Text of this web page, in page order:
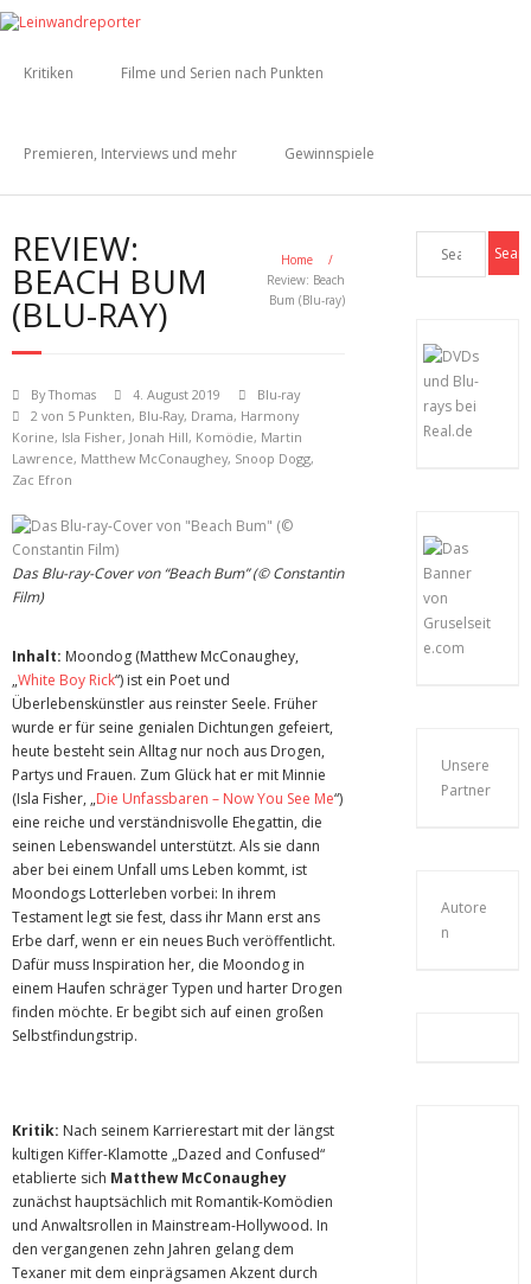
Kritiken Filme und Serien nach Punkten
Premieren, Interviews und mehr Gewinnspiele
REVIEW:
BEACH BUM
(BLU-RAY)
Home
/
Review: Beach
Bum (Blu-ray)
ByThomas 4. August 2019
Blu-ray
2 von 5 Punkten, Blu-Ray, Drama, Harmony
Korine, Isla Fisher, Jonah Hill, Komödie, Martin
Lawrence, Matthew McConaughey, Snoop Dogg,
Zac Efron
Das Blu-ray-Cover von “Beach Bum” (© Constantin
Film)
Inhalt: Moondog (Matthew McConaughey,
„White Boy Rick“) ist ein Poet und
Überlebenskünstler aus reinster Seele. Früher
wurde er für seine genialen Dichtungen gefeiert,
heute besteht sein Alltag nur noch aus Drogen,
Partys und Frauen. Zum Glück hat er mit Minnie
(Isla Fisher, „Die Unfassbaren – Now You See Me“)
eine reiche und verständnisvolle Ehegattin, die
seinen Lebenswandel unterstützt. Als sie dann
aber bei einem Unfall ums Leben kommt, ist
Moondogs Lotterleben vorbei: In ihrem
Testament legt sie fest, dass ihr Mann erst ans
Erbe darf, wenn er ein neues Buch veröffentlicht.
Dafür muss Inspiration her, die Moondog in
einem Haufen schräger Typen und harter Drogen
finden möchte. Er begibt sich auf einen großen
Selbstfindungstrip.
Kritik: Nach seinem Karrierestart mit der längst
kultigen Kiffer-Klamotte „Dazed and Confused“
etablierte sich Matthew McConaughey
zunächst hauptsächlich mit Romantik-Komödien
und Anwaltsrollen in Mainstream-Hollywood. In
den vergangenen zehn Jahren gelang dem
Texaner mit dem einprägsamen Akzent durch
Unsere
Partner
Autore
n